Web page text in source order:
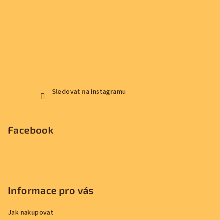
Sledovat na Instagramu
Facebook
Informace pro vás
Jak nakupovat